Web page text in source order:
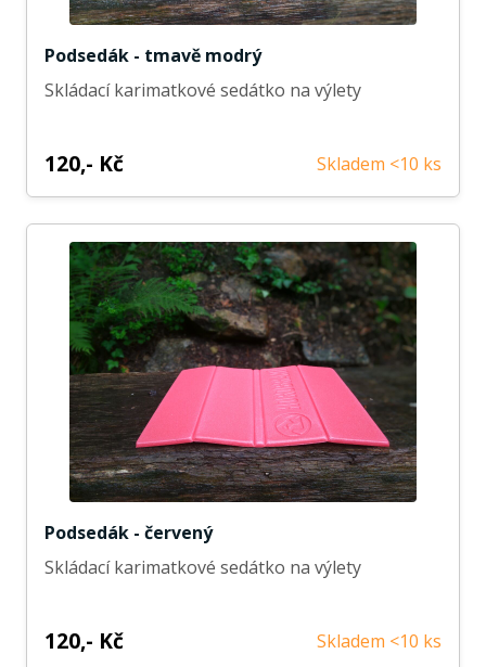
Podsedák - tmavě modrý
Skládací karimatkové sedátko na výlety
120,- Kč Skladem <10 ks
Podsedák - červený
Skládací karimatkové sedátko na výlety
120,- Kč Skladem <10 ks